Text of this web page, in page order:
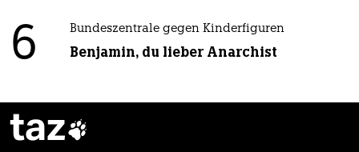
6 Bundeszentrale gegen Kinderfiguren
Benjamin, du lieber Anarchist
taz